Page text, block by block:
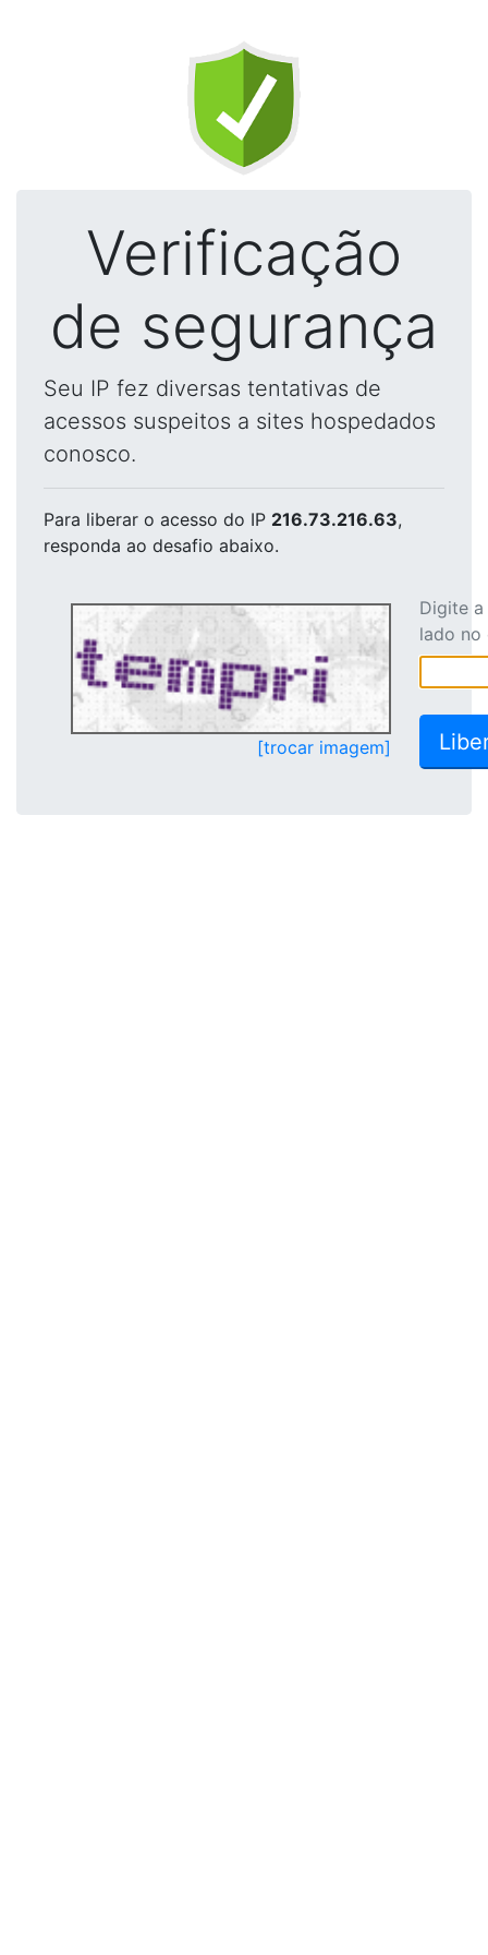
Verificação
de segurança
Seu IP fez diversas tentativas de
acessos suspeitos a sites hospedados
conosco.
Para liberar o acesso do IP 216.73.216.63,
responda ao desafio abaixo.
[trocar imagem]
Digite
lado no